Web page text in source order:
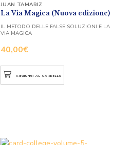
La Via Magica (Nuova edizione)
40,00€
JUAN TAMARIZ
IL METODO DELLE FALSE SOLUZIONI E LA
VIA MAGICA
AGGIUNGI AL CARRELLO